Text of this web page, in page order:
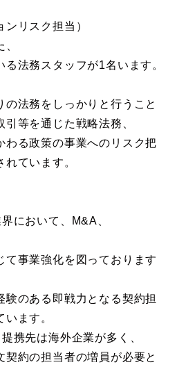
リスク担当）
法務スタッフが1名います。
の法務をしっかりと行うこと
等を通じた戦略法務、
わる政策の事業へのリスク把
ています。
において、M&A、
て事業強化を図っております
験のある即戦力となる契約担
ます。
携先は海外企業が多く、
契約の担当者の増員が必要と